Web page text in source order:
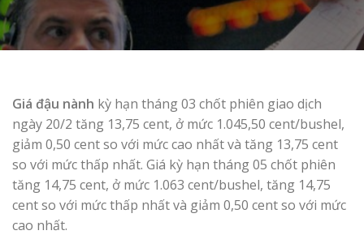
Giá đậu nành kỳ hạn tháng 03 chốt phiên giao dịch
ngày 20/2 tăng 13,75 cent, ở mức 1.045,50 cent/bushel,
giảm 0,50 cent so với mức cao nhất và tăng 13,75 cent
so với mức thấp nhất. Giá kỳ hạn tháng 05 chốt phiên
tăng 14,75 cent, ở mức 1.063 cent/bushel, tăng 14,75
cent so với mức thấp nhất và giảm 0,50 cent so với mức
cao nhất.